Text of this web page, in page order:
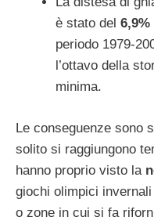
è stato del
periodo 1979-
l’ottavo della
minima.
Le conseguenze sono
solito si raggiungono
hanno proprio visto la
giochi olimpici
o zone in cui si fa